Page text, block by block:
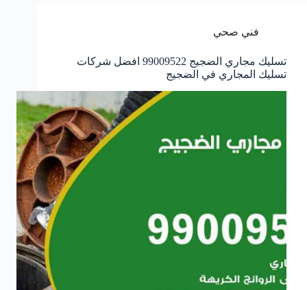
فني صحي
تسليك مجاري الضجيج 99009522 افضل شركات
تسليك المجاري في الضجيج